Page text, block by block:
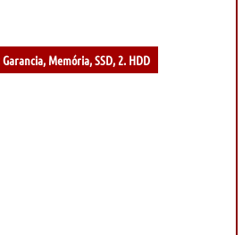
Memória, SSD, 2. HDD